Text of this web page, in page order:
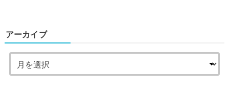
アーカイブ